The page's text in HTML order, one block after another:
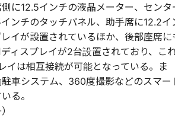
に12.5インチの液晶メーター、センタ
ンチのタッチパネル、助手席に12.2イ
イが設置されているほか、後部座席に
ィスプレイが2台設置されており、こ
イは相互接続が可能となっている。ま
車システム、360度撮影などのスマー
る。